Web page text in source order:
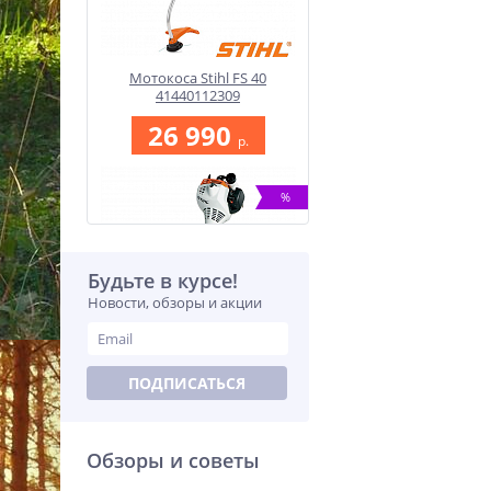
Мотокоса Stihl FS 40
41440112309
26 990 p.
%
Комбидвигатель Stihl KM
55 R 41402000410
Будьте в курсе!
Новости, обзоры и акции
ПОДПИСАТЬСЯ
Обзоры и советы